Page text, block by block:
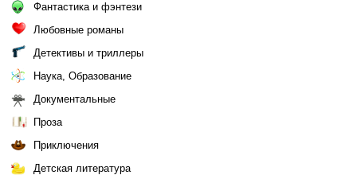
Фантастика и фэнтези
Любовные романы
Детективы и триллеры
Наука, Образование
Документальные
Проза
Приключения
Детская литература